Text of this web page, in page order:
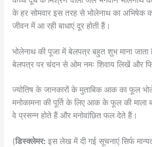
के हर सोमवार इस तरह से भोलेनाथ का अभिषेक
जीवन में आ रही बाधाएं दूर होती हैं।
भोलेनाथ की पूजा में बेलपत्र बहुत शुभ माना
बेलपत्र पर चंदन से ओम नमः शिवाय लिखें और
ज्योतिष के जानकारों के मुताबिक आक का फूल
मनोकामना की पूर्ति के लिए आक के फूल की माला
वे प्रसन्न होते हैं और मनोवांछित फल देते हैं।
(डिस्क्लेमर: इस लेख में दी गई सूचनाएं सिर्फ